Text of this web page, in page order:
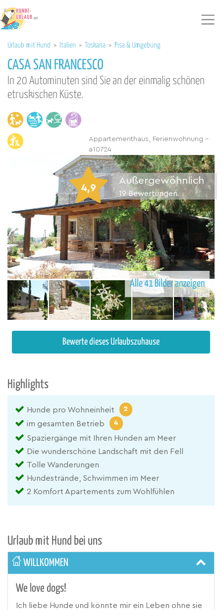
Urlaub mit Hund > Italien > Toskana > Pisa & Umgebung
CASA SAN FRANCESCO
In 20 Autominuten sind Sie an der einmalig schönen
etruskischen Küste.
Appartementhaus, Ferienwohnung -
a10724
Alle 41 Bilder anzeigen
4,9
Außergewöhnlich
19 Bewertungen
Bewerte dieses Urlaubszuhause
Highlights
Hunde pro Wohneinheit 2
im gesamten Betrieb 4
Spaziergänge mit Ihren Hunden am Meer
Die wunderschöne Landschaft mit den Fell
Tolle Wanderungen
Hundestrände, Schwimmen im Meer
2 Komfort Apartements zum Wohlfühlen
Urlaub mit Hund bei uns
WILLKOMMEN
We love dogs!
Ich liebe Hunde und könnte mir ein Leben ohne sie